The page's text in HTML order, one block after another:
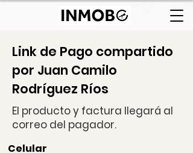
Link de Pago compartido
por Juan Camilo
Rodríguez Ríos
El producto y factura llegará al
correo del pagador.
Celular